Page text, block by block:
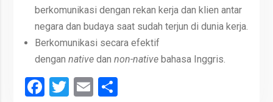
berkomunikasi dengan rekan kerja dan klien antar
negara dan budaya saat sudah terjun di dunia kerja.
Berkomunikasi secara efektif
dengan nativedan non-nativebahasa Inggris.
Facebook
Twitter
EmailShare